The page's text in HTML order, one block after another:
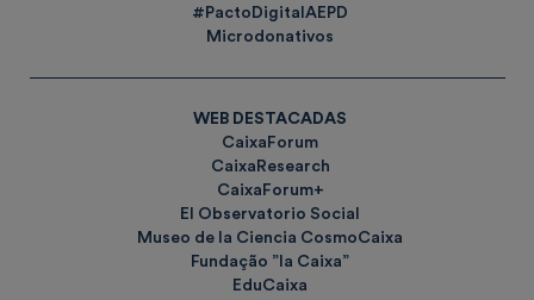
#PactoDigitalAEPD
Microdonativos
WEB DESTACADAS
CaixaForum
CaixaResearch
CaixaForum+
El Observatorio Social
Museo de la Ciencia CosmoCaixa
Fundação ”la Caixa”
EduCaixa